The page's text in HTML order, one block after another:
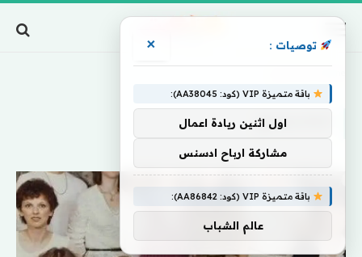
الكاستينغ
توصيات : ×
باقة متميزة VIP (كود: AA38045):
اول اثنين ريادة اعمال
مشاركة ارباح ادسنس
باقة متميزة VIP (كود: AA86842):
عالم الشباب